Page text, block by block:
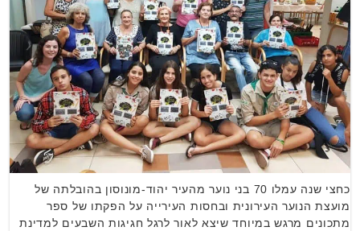
כחצי שנה עמלו 70 בני נוער מהעיר יהוד-מונוסון בהובלתה של
מועצת הנוער העירונית ובחסות העירייה על הפקתו של ספר
מתכונים מרגש במיוחד שיצא לאור לרגל חגיגות השבעים למדינת